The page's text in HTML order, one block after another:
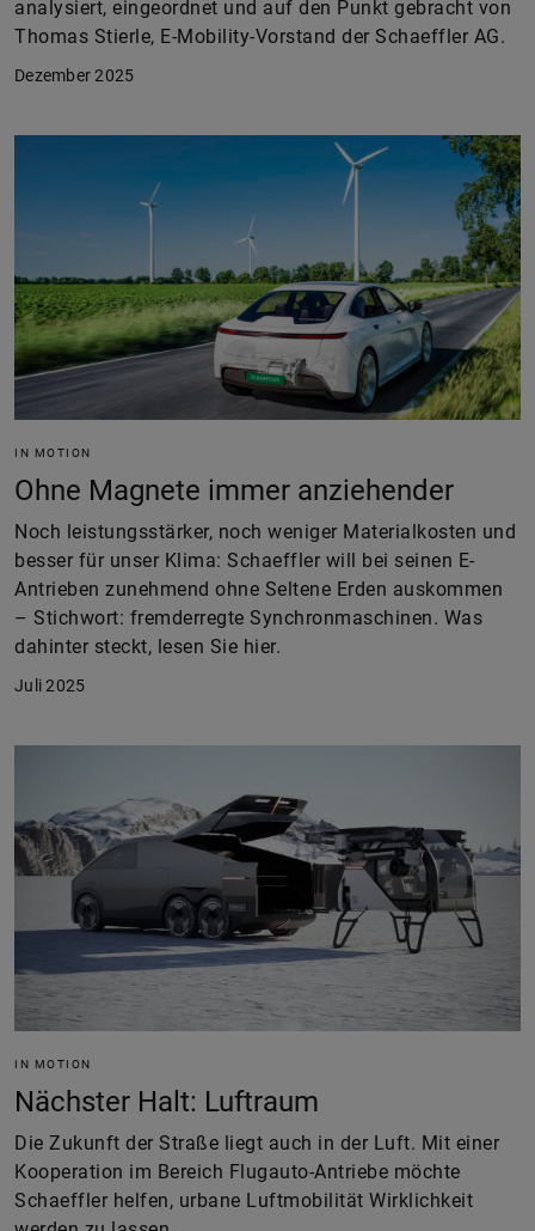
analysiert, eingeordnet und auf den Punkt gebracht von
Thomas Stierle, E-Mobility-Vorstand der Schaeffler AG.
Dezember 2025
IN MOTION
Ohne Magnete immer anziehender
Noch leistungsstärker, noch weniger Materialkosten und
besser für unser Klima: Schaeffler will bei seinen E-
Antrieben zunehmend ohne Seltene Erden auskommen
– Stichwort: fremderregte Synchronmaschinen. Was
dahinter steckt, lesen Sie hier.
Juli 2025
IN MOTION
Nächster Halt: Luftraum
Die Zukunft der Straße liegt auch in der Luft. Mit einer
Kooperation im Bereich Flugauto-Antriebe möchte
Schaeffler helfen, urbane Luftmobilität Wirklichkeit